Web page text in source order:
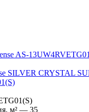
SILVER CRYSTAL
м² — 35